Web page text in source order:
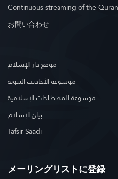
Continuous streaming of the Quran
お問い合わせ
موقع دار الإسلام
موسوعة الأحاديث النبوية
موسوعة المصطلحات الإسلامية
بيان الإسلام
Tafsir Saadi
メーリングリストに登録